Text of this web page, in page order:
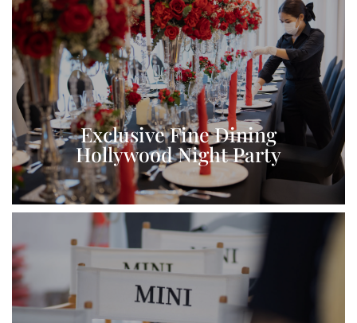
Exclusive Fine Dining
Hollywood Night Party
View More